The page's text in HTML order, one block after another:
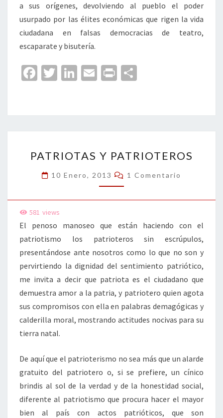
a sus orígenes, devolviendo al pueblo el poder
usurpado por las élites económicas que rigen la vida
ciudadana en falsas democracias de teatro,
escaparate y bisutería.
Fa
o
o
k
T
er
Li
dI
n
E
l
Pr
p
ar
tir
Y
PATRIOTEROS
PATRIOTAS Y PATRIOTEROS
10 Enero, 2013 Comentarios
1 Comentario
581 views
El penoso manoseo que están haciendo con el
patriotismo los patrioteros sin escrúpulos,
presentándose ante nosotros como lo que no son y
pervirtiendo la dignidad del sentimiento patriótico,
me invita a decir que patriota es el ciudadano que
demuestra amor a la patria, y patriotero quien agota
sus compromisos con ella en palabras demagógicas y
calderilla moral, mostrando actitudes nocivas para su
tierra natal.
De aquí que el patrioterismo no sea más que un alarde
gratuito del patriotero o, si se prefiere, un cínico
brindis al sol de la verdad y de la honestidad social,
diferente al patriotismo que procura hacer el mayor
bien al país con actos patrióticos, que son